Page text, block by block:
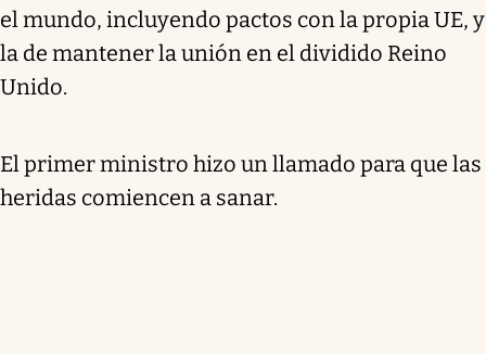
el mundo, incluyendo pactos con la propia UE, y
la de mantener la unión en el dividido Reino
Unido.
El primer ministro hizo un llamado para que las
heridas comiencen a sanar.